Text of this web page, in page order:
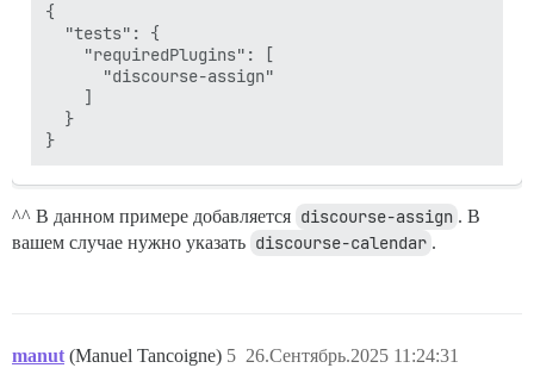
{
  "tests": {
    "requiredPlugins": [
      "discourse-assign"
    ]
  }
^^ В данном примере добавляется discourse-assign . В
вашем случае нужно указать discourse-calendar .
manut (Manuel Tancoigne) 26.Сентябрь.2025 11:24:31
5